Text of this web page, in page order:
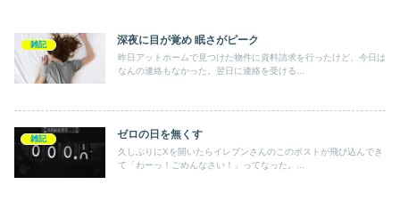
雑記 深夜に目が覚め 眠さがピーク
昨日アットホームで見つけた物件に資料請求を行ったけど、今日は
なんの連絡もなかった。翌日に連絡を受ける...
雑記 ゼロの日を無くす
久しぶりにXを開いたらイレブンさんのこのポストが飛び込んでき
て「わーっ！ごめんなさい！」ってなった。...